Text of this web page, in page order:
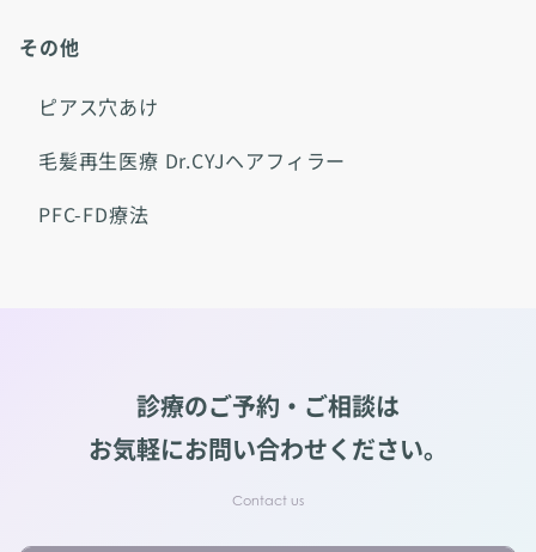
その他
ピアス穴あけ
毛髪再生医療 Dr.CYJヘアフィラー
PFC-FD療法
診療のご予約・ご相談は
お気軽にお問い合わせください。